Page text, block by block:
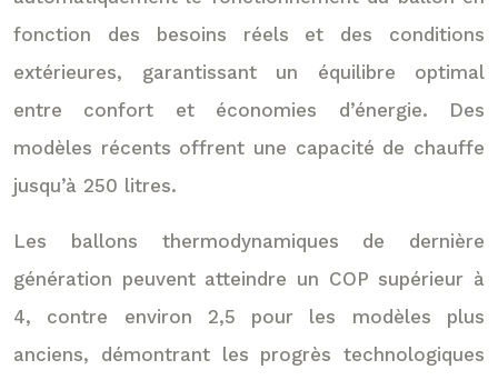
fonction des besoins réels et des conditions
extérieures, garantissant un équilibre optimal
entre confort et économies d’énergie. Des
modèles récents offrent une capacité de chauffe
jusqu’à 250 litres.
Les ballons thermodynamiques de dernière
génération peuvent atteindre un COP supérieur à
4, contre environ 2,5 pour les modèles plus
anciens, démontrant les progrès technologiques